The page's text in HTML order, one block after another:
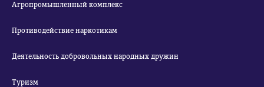
Агропромышленный комплекс
Противодействие наркотикам
Деятельность добровольных народных дружин
Туризм